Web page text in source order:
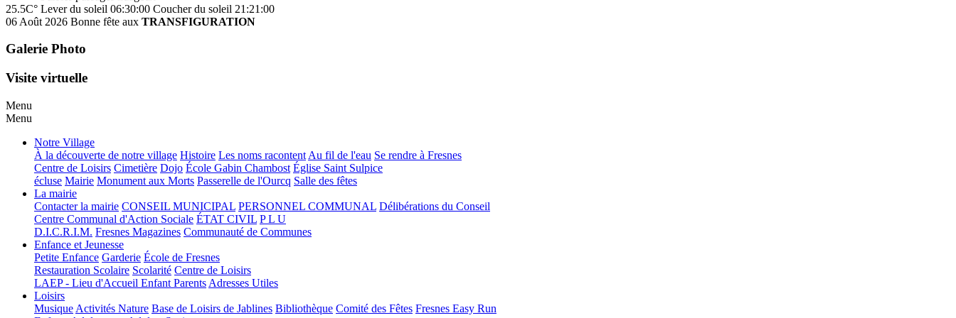
25.5C° Lever du soleil 06:30:00 Coucher du soleil 21:21:00
06 Août 2026 Bonne fête aux TRANSFIGURATION
Galerie Photo
Visite virtuelle
Menu
Menu
Notre Village
À la découverte de notre village Histoire Les noms racontent Au fil de l'eau Se rendre à Fresnes
Centre de Loisirs Cimetière Dojo École Gabin Chambost Église Saint Sulpice
écluse Mairie Monument aux Morts Passerelle de l'Ourcq Salle des fêtes
La mairie
Contacter la mairie CONSEIL MUNICIPAL PERSONNEL COMMUNAL Délibérations du Conseil
Centre Communal d'Action Sociale ÉTAT CIVIL P L U
D.I.C.R.I.M. Fresnes Magazines Communauté de Communes
Enfance et Jeunesse
Petite Enfance Garderie École de Fresnes
Restauration Scolaire Scolarité Centre de Loisirs
LAEP - Lieu d'Accueil Enfant Parents Adresses Utiles
Loisirs
Musique Activités Nature Base de Loisirs de Jablines Bibliothèque Comité des Fêtes Fresnes Easy Run